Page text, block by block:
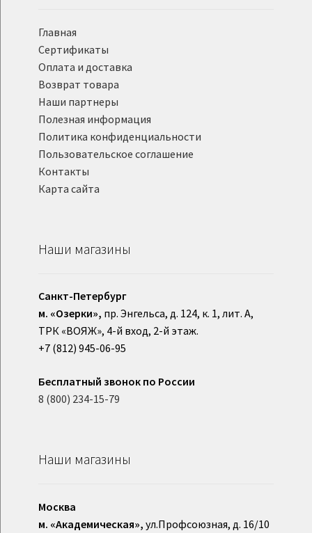
Главная
Сертификаты
Оплата и доставка
Возврат товара
Наши партнеры
Полезная информация
Политика конфиденциальности
Пользовательское соглашение
Контакты
Карта сайта
Наши магазины
Санкт-Петербург
м. «Озерки», пр. Энгельса, д. 124, к. 1, лит. А,
ТРК «ВОЯЖ», 4-й вход, 2-й этаж.
+7 (812) 945-06-95
Бесплатный звонок по России
8 (800) 234-15-79
Наши магазины
Москва
м. «Академическая», ул.Профсоюзная, д. 16/10